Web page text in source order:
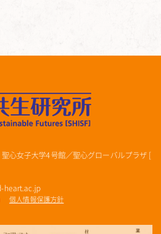
女子大学4号館／聖心グローバルプラザ [
heart.ac.jp
個人情報保護方針